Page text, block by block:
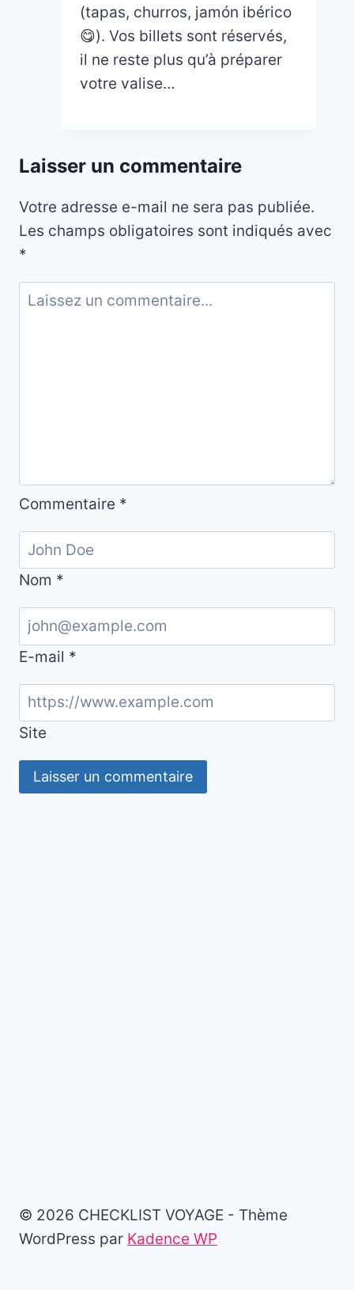
(tapas, churros, jamón ibérico
😋). Vos billets sont réservés,
il ne reste plus qu’à préparer
votre valise…
Laisser un commentaire
Votre adresse e-mail ne sera pas publiée.
Les champs obligatoires sont indiqués avec
*
Commentaire *
Nom *
E-mail *
Site
© 2026 CHECKLIST VOYAGE - Thème
WordPress par Kadence WP